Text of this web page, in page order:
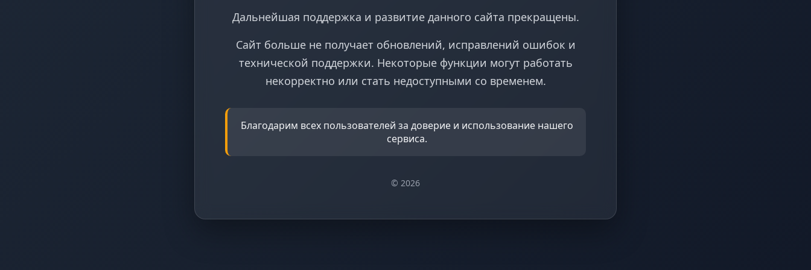
Дальнейшая поддержка и развитие данного сайта прекращены.
Сайт больше не получает обновлений, исправлений ошибок и
технической поддержки. Некоторые функции могут работать
некорректно или стать недоступными со временем.
Благодарим всех пользователей за доверие и использование нашего
сервиса.
© 2026